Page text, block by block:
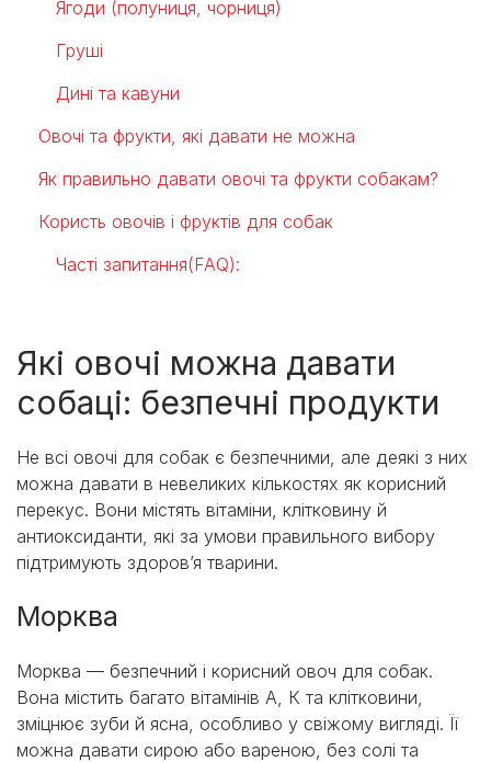
Ягоди (полуниця, чорниця)
Груші
Дині та кавуни
Овочі та фрукти, які давати не можна
Як правильно давати овочі та фрукти собакам?
Користь овочів і фруктів для собак
Часті запитання(FAQ):
Які овочі можна давати
собаці: безпечні продукти
Не всі овочі для собак є безпечними, але деякі з них
можна давати в невеликих кількостях як корисний
перекус. Вони містять вітаміни, клітковину й
антиоксиданти, які за умови правильного вибору
підтримують здоров’я тварини.
Морква
Морква — безпечний і корисний овоч для собак.
Вона містить багато вітамінів А, К та клітковини,
зміцнює зуби й ясна, особливо у свіжому вигляді. Її
можна давати сирою або вареною, без солі та